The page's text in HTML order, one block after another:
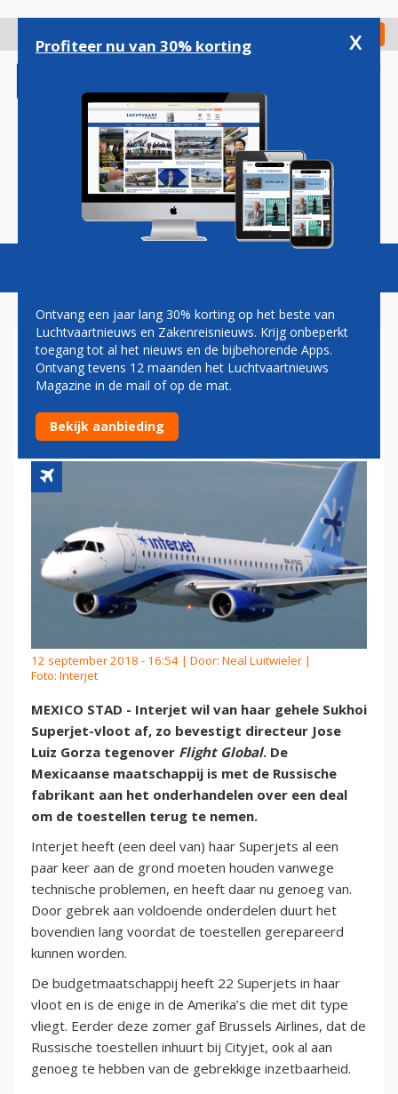
gaan
Check in
Magazine Podcasts Vacatures
MEXICAANS INTERJET WIL
VAN HELE SUKHOI SUPERJET-
VLOOT AF
12 september 2018 - 16:54 | Door: Neal Luitwieler |
Foto: Interjet
MEXICO STAD - Interjet wil van haar gehele Sukhoi
Superjet-vloot af, zo bevestigt directeur Jose
Luiz Gorza tegenover Flight Global. De
Mexicaanse maatschappij is met de Russische
fabrikant aan het onderhandelen over een deal
om de toestellen terug te nemen.
Interjet heeft (een deel van) haar Superjets al een
paar keer aan de grond moeten houden vanwege
technische problemen, en heeft daar nu genoeg van.
Door gebrek aan voldoende onderdelen duurt het
bovendien lang voordat de toestellen gerepareerd
kunnen worden.
De budgetmaatschappij heeft 22 Superjets in haar
vloot en is de enige in de Amerika’s die met dit type
vliegt. Eerder deze zomer gaf Brussels Airlines, dat de
Russische toestellen inhuurt bij Cityjet, ook al aan
genoeg te hebben van de gebrekkige inzetbaarheid.
Profiteer nu van 30% korting x
Ontvang een jaar lang 30% korting op het beste van
Luchtvaartnieuws en Zakenreisnieuws. Krijg onbeperkt
toegang tot al het nieuws en de bijbehorende Apps.
Ontvang tevens 12 maanden het Luchtvaartnieuws
Magazine in de mail of op de mat.
Bekijk aanbieding